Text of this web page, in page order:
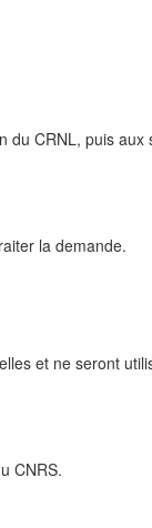
du CRNL, puis
la demande.
et ne seront
CNRS.